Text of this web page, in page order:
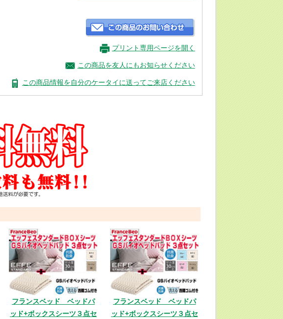
プリント専用ページを開く
この商品を友人にもお知らせください
この商品情報を自分のケータイに送ってご来店ください
フランスベッド ベッドパ
ッド+ボックスシーツ３点セ
フランスベッド ベッドパ
ッド+ボックスシーツ３点セ